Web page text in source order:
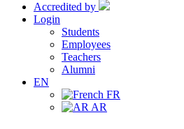
Accredited by
Login
Students
Employees
Teachers
Alumni
EN
FR
AR